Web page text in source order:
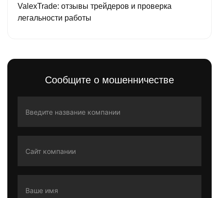
ValexTrade: отзывы трейдеров и проверка
легальности работы
Сообщите о мошенничестве